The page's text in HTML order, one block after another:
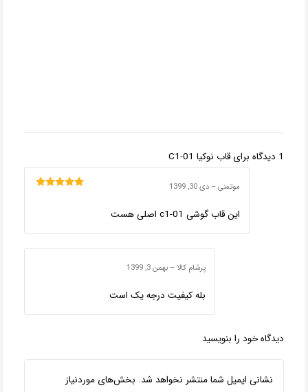
1 دیدگاه برای قاب نوکیا C1-01
موتمنی– دی 30, 1399
این قاب گوشی c1-01 اصلی هست
پرشام کالا– بهمن 3, 1399
بله کیفیت درجه یک است
دیدگاه خود را بنویسید
نشانی ایمیل شما منتشر نخواهد شد. بخش‌های موردنیاز